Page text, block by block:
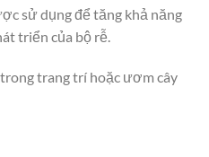
sử dụng để tăng khả năng
triển của bộ rễ.
trang trí hoặc ươm cây